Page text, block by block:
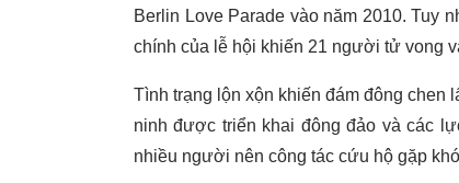
Berlin Love Parade vào năm 2010. Tuy
chính của lễ hội khiến 21 người tử vong
Tình trạng lộn xộn khiến đám đông chen
ninh được triển khai đông đảo và các
nhiều người nên công tác cứu hộ gặp